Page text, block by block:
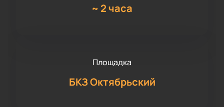
~ 2 часа
Площадка
БКЗ Октябрьский